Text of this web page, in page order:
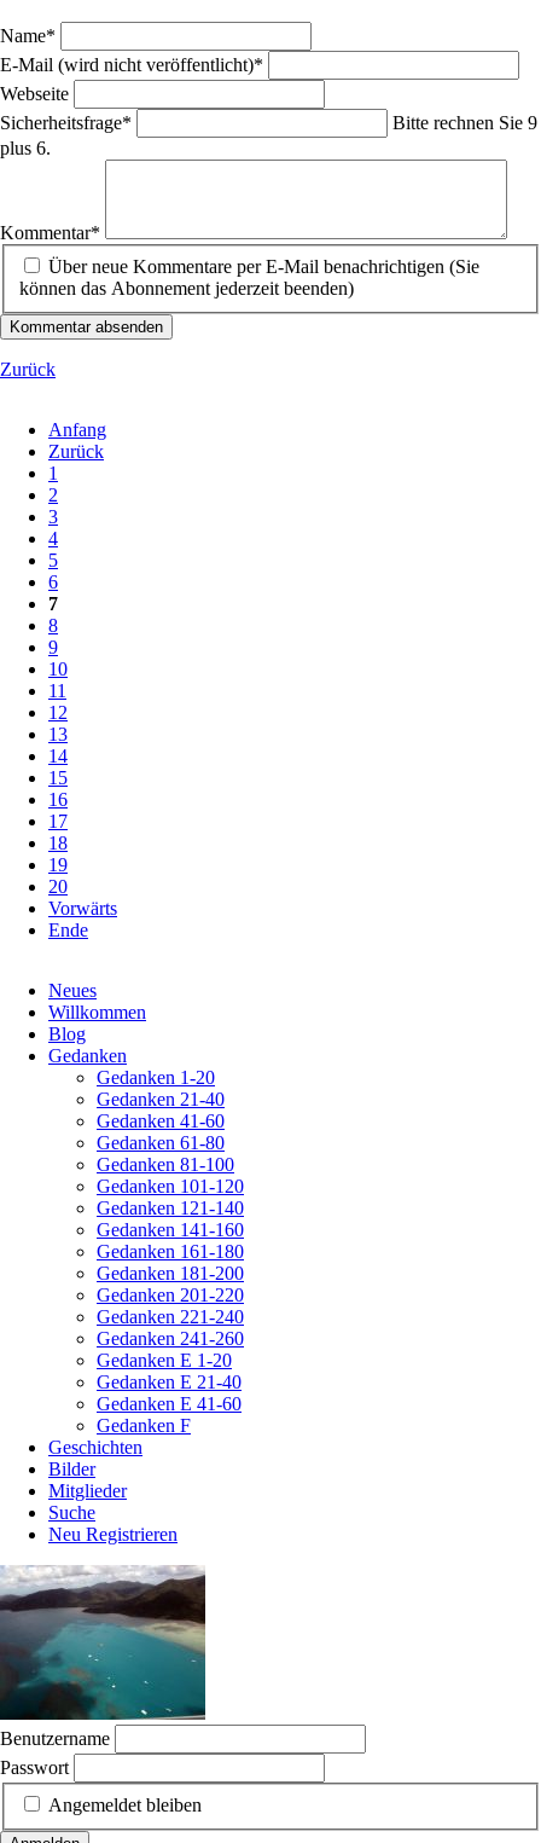
Pflichtfeld
Name*
Pflichtfeld
E-Mail (wird nicht veröffentlicht)*
Webseite
Pflichtfeld
Sicherheitsfrage*
Bitte rechnen Sie 9
plus 6.
Kommentar*
Über neue Kommentare per E-Mail benachrichtigen (Sie
können das Abonnement jederzeit beenden)
Kommentar absenden
Zurück
Anfang
Zurück
1
2
3
4
5
6
7
8
9
10
11
12
13
14
15
16
17
18
19
20
Vorwärts
Ende
überspringen
Neues
Willkommen
Blog
Gedanken
Gedanken 1-20
Gedanken 21-40
Gedanken 41-60
Gedanken 61-80
Gedanken 81-100
Gedanken 101-120
Gedanken 121-140
Gedanken 141-160
Gedanken 161-180
Gedanken 181-200
Gedanken 201-220
Gedanken 221-240
Gedanken 241-260
Gedanken E 1-20
Gedanken E 21-40
Gedanken E 41-60
Gedanken F
Geschichten
Bilder
Mitglieder
Suche
Neu Registrieren
Benutzername
Passwort
Angemeldet bleiben